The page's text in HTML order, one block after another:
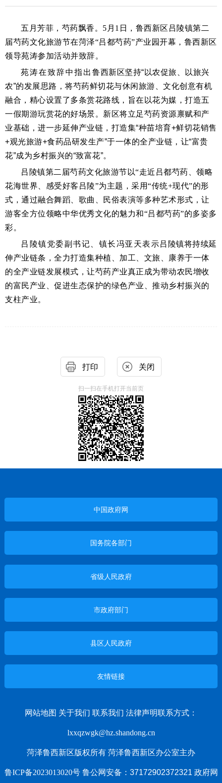
五月芳菲，芍药飘香。5月1日，鲁西新区吕陵镇第二
届芍药文化旅游节在菏泽“吕都芍药”产业园开幕，鲁西新区
领导苑涛参加活动并致辞。
苑涛在致辞中指出 鲁西新区坚持“以农促旅、以旅兴
农”的发展思路，将芍药鲜切花与休闲旅游、文化创意有机
融合，精心设置了多条赏花路线，旨在以花为媒，打造五
一假期游玩赏花的好场景。新区将立足芍药资源禀赋和产
业基础，进一步延伸产业链，打造集“种苗培育+鲜切花销售
+观光旅游+食药品研发生产”于一体的全产业链，让“富贵
花”成为乡村振兴的“致富花”。
吕陵镇第二届芍药文化旅游节以“走近吕都芍药、领略
花海世界、感受好客吕陵”为主题，采用“传统+现代”的形
式，通过融合舞蹈、歌曲、民俗表演等多种艺术形式，让
游客全方位领略中华优秀文化的魅力和“吕都芍药”的多姿多
彩。
吕陵镇党委副书记、镇长冯亚天表示吕陵镇将持续延
伸产业链条，全力打造集种植、加工、文旅、康养于一体
的全产业链发展模式，让芍药产业真正成为带动农民增收
的富民产业、促进生态保护的绿色产业、推动乡村振兴的
支柱产业。
打印 关闭
扫一扫在手机打开当前页
中国政府网
国务院各部门
省级人民政府
市政府部门
县区人民政府
友情链接
网站地图 关于我们 联系我们 法律声明联系方式：
lxxqzwgk@hz.shandong.cn
菏泽鲁西新区版权所有 菏泽鲁西新区办公室主办
鲁ICP备2023013020号鲁公网安备：37172902372321 政府网